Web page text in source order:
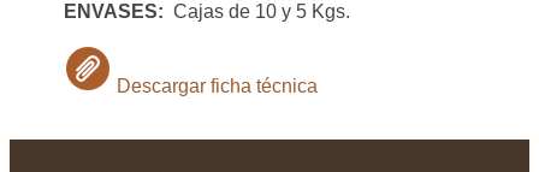
ENVASES: Cajas de 10 y 5 Kgs.
Descargar ficha técnica